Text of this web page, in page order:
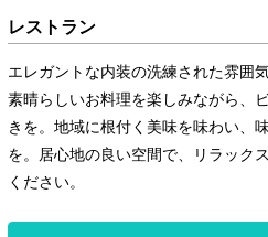
レストラン
エレガントな内装の洗練された雰囲
素晴らしいお料理を楽しみながら、
きを。地域に根付く美味を味わい、
を。居心地の良い空間で、リラック
ください。